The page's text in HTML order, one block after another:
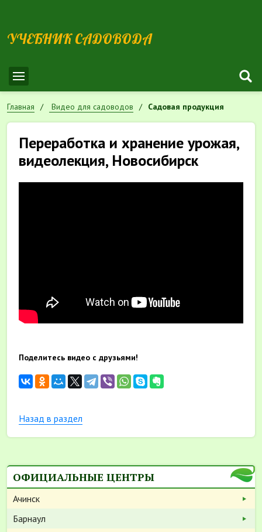
УЧЕБНИК САДОВОДА
Главная Видео для садоводов Садовая продукция
Переработка и хранение урожая,
видеолекция, Новосибирск
Поделитесь видео с друзьями!
Назад в раздел
ОФИЦИАЛЬНЫЕ ЦЕНТРЫ
Ачинск
Барнаул